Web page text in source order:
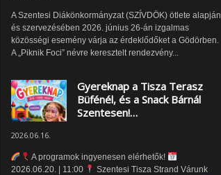
A Szentesi Diákönkormányzat (SZÍVDÖK) ötlete alapján
és szervezésében 2026. június 26-án izgalmas
közösségi esemény várja az érdeklődőket a Gödörben.
A „Piknik Foci” névre keresztelt rendezvény...
Gyereknap a Tisza Terasz
Büfénél, és a Snack Bárnál
Szentesen!…
2026.06.16.
A programok ingyenesen elérhetők!
2026.06.20. | 11:00
Szentesi Tisza Strand Várunk